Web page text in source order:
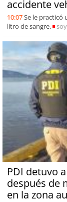
accidente
10:07Se le practicó
litro de sangre.
soy
PDI detuvo
después de
en la zona